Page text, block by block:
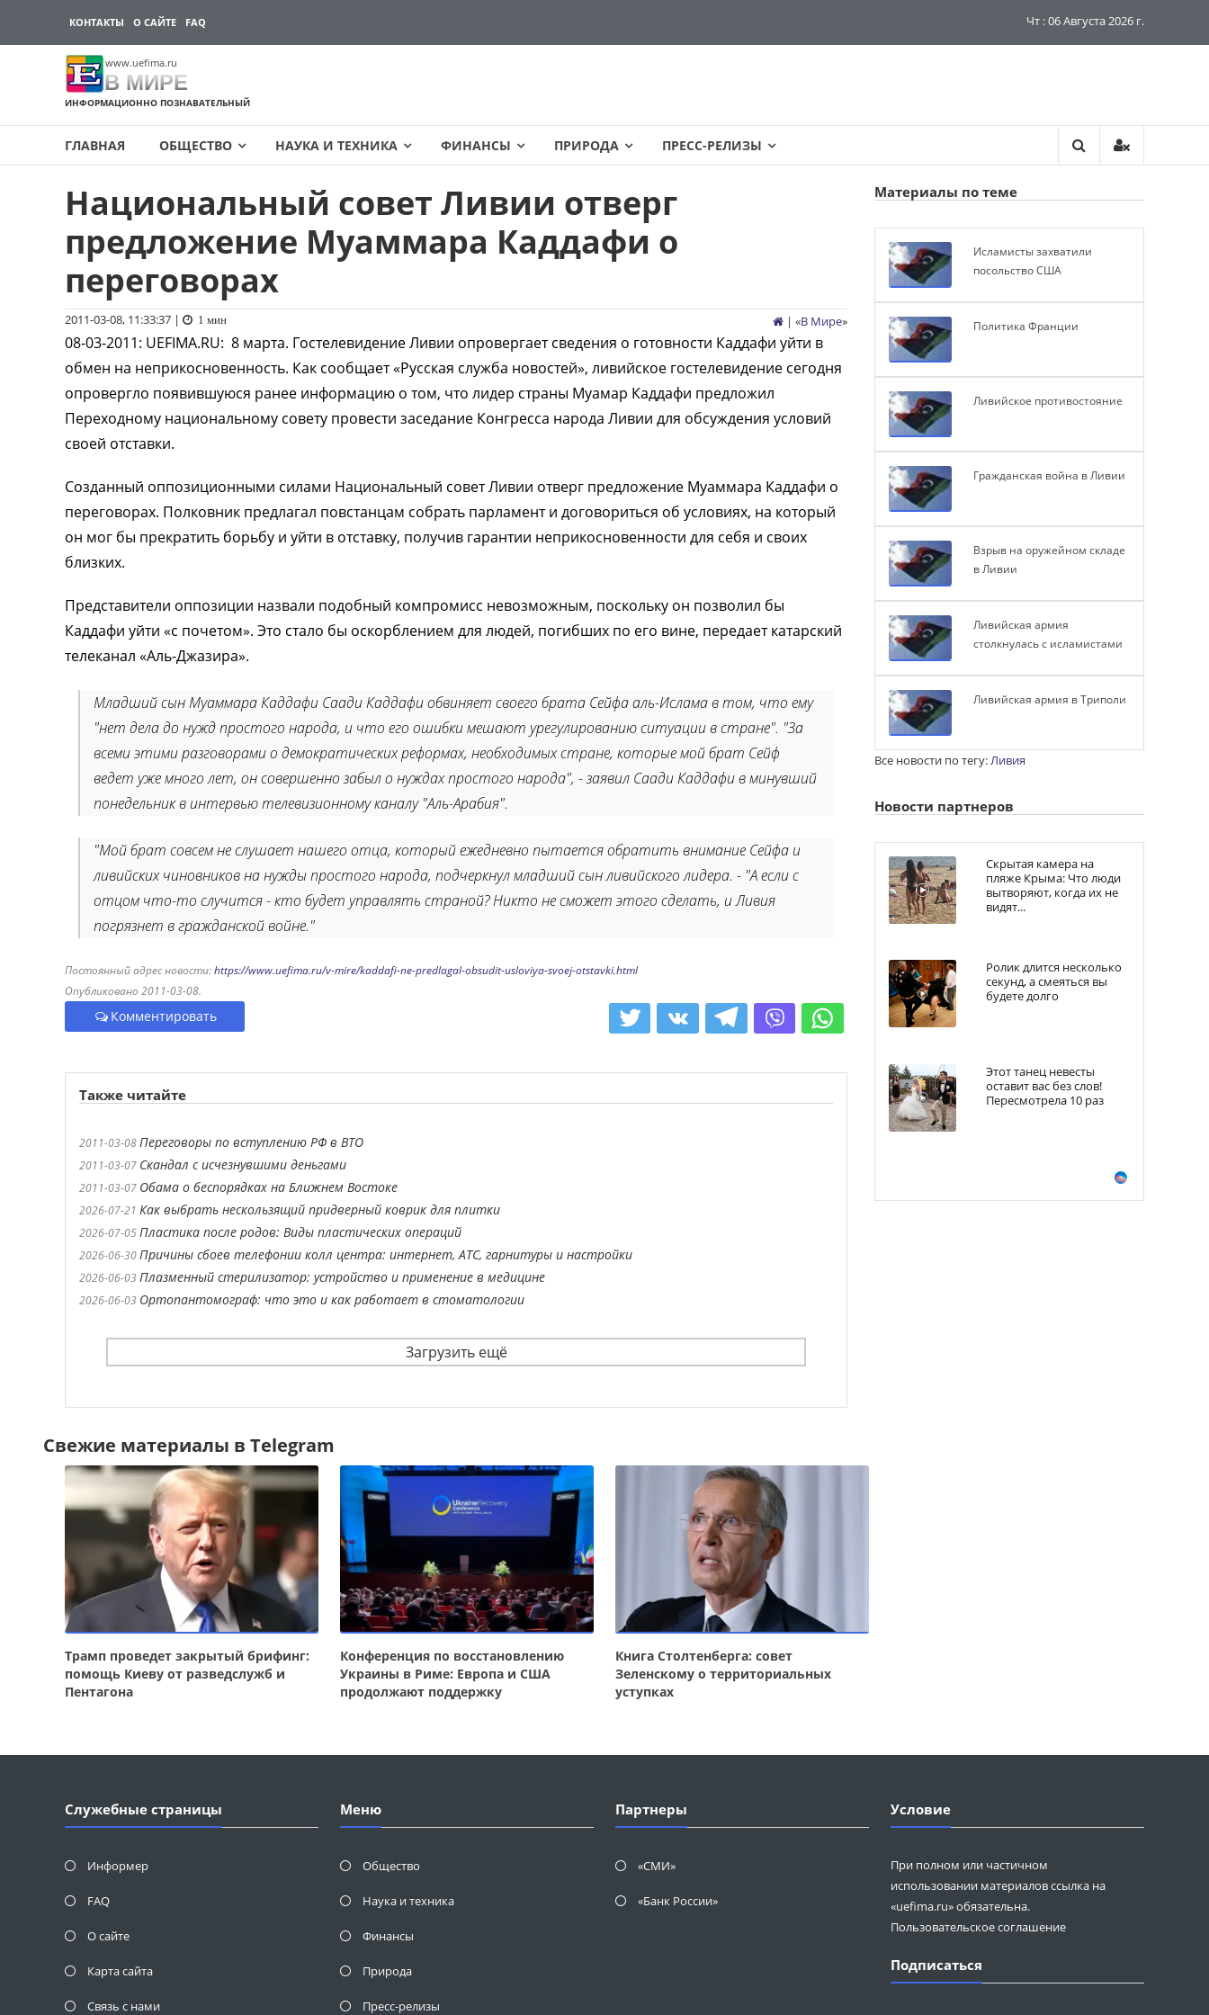
КОНТАКТЫ О САЙТЕ FAQ Чт : 06 Августа 2026 г.
www.uefima.ru
В МИРЕ
ИНФОРМАЦИОННО ПОЗНАВАТЕЛЬНЫЙ
ГЛАВНАЯ ОБЩЕСТВО НАУКА И ТЕХНИКА ФИНАНСЫ ПРИРОДА ПРЕСС-РЕЛИЗЫ
содержимому
Национальный совет Ливии отверг
предложение Муаммара Каддафи о
переговорах
2011-03-08, 11:33:37 | 1 мин | «В Мире»
08-03-2011: UEFIMA.RU: 8 марта. Гостелевидение Ливии опровергает сведения о готовности Каддафи уйти в
обмен на неприкосновенность. Как сообщает «Русская служба новостей», ливийское гостелевидение сегодня
опровергло появившуюся ранее информацию о том, что лидер страны Муамар Каддафи предложил
Переходному национальному совету провести заседание Конгресса народа Ливии для обсуждения условий
своей отставки.
Созданный оппозиционными силами Национальный совет Ливии отверг предложение Муаммара Каддафи о
переговорах. Полковник предлагал повстанцам собрать парламент и договориться об условиях, на который
он мог бы прекратить борьбу и уйти в отставку, получив гарантии неприкосновенности для себя и своих
близких.
Представители оппозиции назвали подобный компромисс невозможным, поскольку он позволил бы
Каддафи уйти «с почетом». Это стало бы оскорблением для людей, погибших по его вине, передает катарский
телеканал «Аль-Джазира».
Младший сын Муаммара Каддафи Саади Каддафи обвиняет своего брата Сейфа аль-Ислама в том, что ему
"нет дела до нужд простого народа, и что его ошибки мешают урегулированию ситуации в стране". "За
всеми этими разговорами о демократических реформах, необходимых стране, которые мой брат Сейф
ведет уже много лет, он совершенно забыл о нуждах простого народа", - заявил Саади Каддафи в минувший
понедельник в интервью телевизионному каналу "Аль-Арабия".
"Мой брат совсем не слушает нашего отца, который ежедневно пытается обратить внимание Сейфа и
ливийских чиновников на нужды простого народа, подчеркнул младший сын ливийского лидера. - "А если с
отцом что-то случится - кто будет управлять страной? Никто не сможет этого сделать, и Ливия
погрязнет в гражданской войне."
Постоянный адрес новости:https://www.uefima.ru/v-mire/kaddafi-ne-predlagal-obsudit-usloviya-svoej-otstavki.html
Опубликовано 2011-03-08.
Комментировать
Также читайте
2011-03-08Переговоры по вступлению РФ в ВТО
2011-03-07 Скандал с исчезнувшими деньгами
2011-03-07 Обама о беспорядках на Ближнем Востоке
2026-07-21 Как выбрать нескользящий придверный коврик для плитки
2026-07-05Пластика после родов: Виды пластических операций
2026-06-30Причины сбоев телефонии колл центра: интернет, АТС, гарнитуры и настройки
2026-06-03Плазменный стерилизатор: устройство и применение в медицине
2026-06-03 Ортопантомограф: что это и как работает в стоматологии
Загрузить ещё
Свежие материалы в Telegram
Трамп проведет закрытый брифинг:
помощь Киеву от разведслужб и
Пентагона
Конференция по восстановлению
Украины в Риме: Европа и США
продолжают поддержку
Книга Столтенберга: совет
Зеленскому о территориальных
уступках
Материалы по теме
Исламисты захватили
посольство США
Политика Франции
Ливийское противостояние
Гражданская война в Ливии
Взрыв на оружейном складе
в Ливии
Ливийская армия
столкнулась с исламистами
Ливийская армия в Триполи
Все новости по тегу:Ливия
Новости партнеров
Скрытая камера на
пляже Крыма: Что люди
вытворяют, когда их не
видят...
Ролик длится несколько
секунд, а смеяться вы
будете долго
Этот танец невесты
оставит вас без слов!
Пересмотрела 10 раз
Служебные страницы
Информер
FAQ
О сайте
Карта сайта
Связь с нами
Меню
Общество
Наука и техника
Финансы
Природа
Пресс-релизы
Партнеры
«СМИ»
«Банк России»
Условие
При полном или частичном
использовании материалов ссылка на
«uefima.ru» обязательна.
Пользовательское соглашение
Подписаться